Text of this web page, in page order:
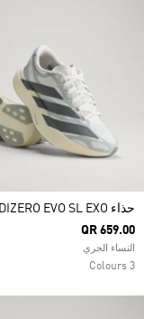
حذاء ADIZERO EVO SL EXO
QR 659.00
النساء الجري
3 Colours